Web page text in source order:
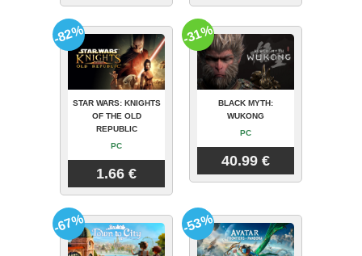
STAR WARS: KNIGHTS
OF THE OLD
REPUBLIC
PC
1.66 €
-82%
BLACK MYTH:
WUKONG
PC
40.99 €
-31%
-67% -53%